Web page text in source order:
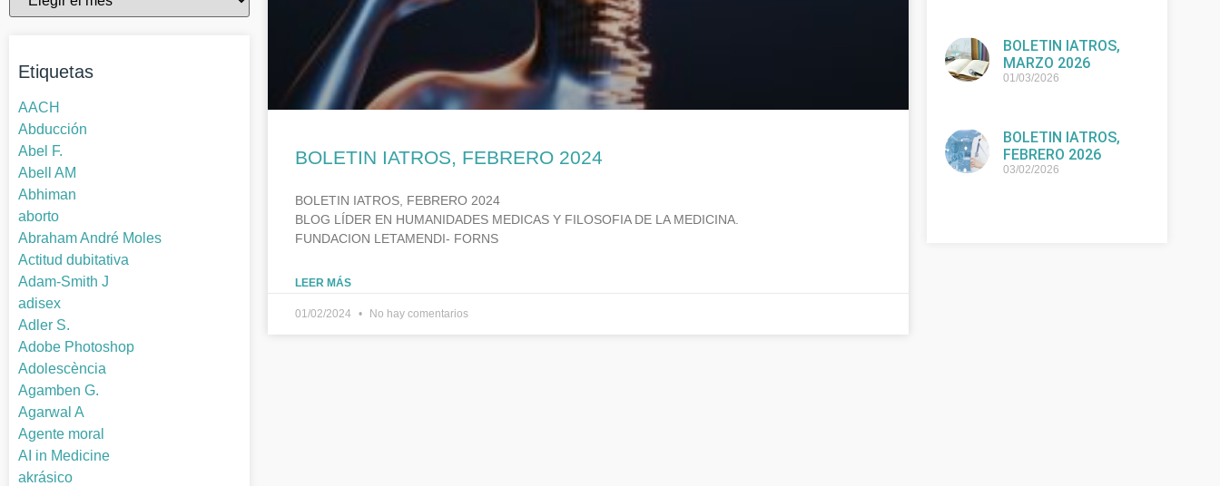
Etiquetas
AACH
Abducción
Abel F.
Abell AM
Abhiman
aborto
Abraham André Moles
Actitud dubitativa
Adam-Smith J
adisex
Adler S.
Adobe Photoshop
Adolescència
Agamben G.
Agarwal A
Agente moral
AI in Medicine
akrásico
BOLETIN IATROS, FEBRERO 2024
BOLETIN IATROS, FEBRERO 2024
BLOG LÍDER EN HUMANIDADES MEDICAS Y FILOSOFIA DE LA MEDICINA.
FUNDACION LETAMENDI- FORNS
LEER MÁS
01/02/2024 No hay comentarios
BOLETIN IATROS,
MARZO 2026
01/03/2026
BOLETIN IATROS,
FEBRERO 2026
03/02/2026